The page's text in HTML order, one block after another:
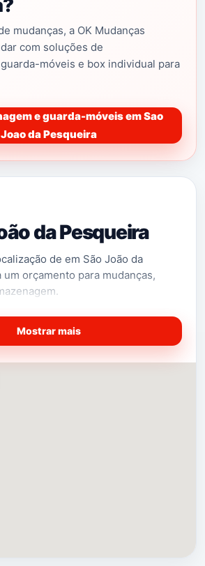
em ajudar e aconselhar.
da Pesqueira –aSolução
a chave da casa antiga
a chave da nova, mobilada.
mais informações.
da Pesqueira –aServiço por
hora em função da viatura
da Pesqueira –
previamente
qualidade inquestionável!
ao melhor preço de
Preços desde 20,00€ por hora.
87 09 ou peça já o seu
mudanças, a OK Mudanças
com soluções de
móveis e box individual para
e guarda-móveis em Sao
Joao da Pesqueira
da Pesqueira
de em São João da
orçamento para mudanças,
Mostrar mais